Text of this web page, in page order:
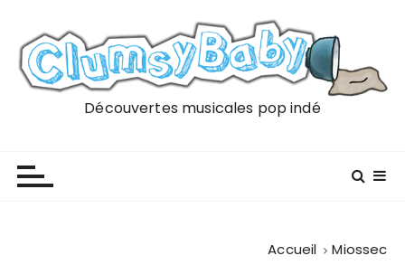
Découvertes musicales pop indé
Accueil Miossec